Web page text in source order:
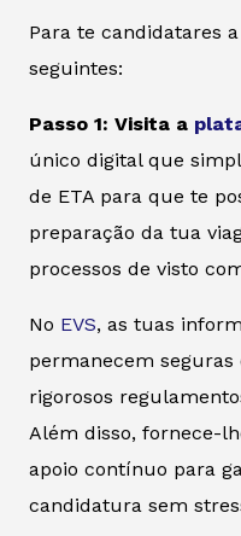
Para te candidatares
seguintes:
Passo 1: Visita a
único digital que
de ETA para que te
preparação da tua
processos de visto
No EVS, as tuas
permanecem seguras
rigorosos
Além disso, fornece-
apoio contínuo para
candidatura sem